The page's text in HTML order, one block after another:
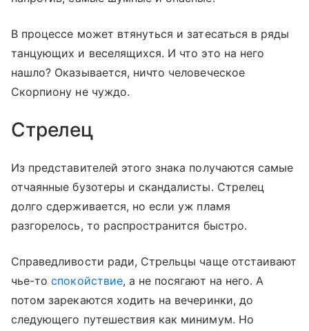
В процессе может втянуться и затесаться в ряды
танцующих и веселящихся. И что это на него
нашло? Оказывается, ничто человеческое
Скорпиону не чуждо.
Стрелец
Из представителей этого знака получаются самые
отчаянные бузотеры и скандалисты. Стрелец
долго сдерживается, но если уж пламя
разгорелось, то распространится быстро.
Справедливости ради, Стрельцы чаще отстаивают
чье-тоспокойствие, а не посягают на него. А
потом зарекаются ходить на вечеринки, до
следующего путешествия как минимум. Но